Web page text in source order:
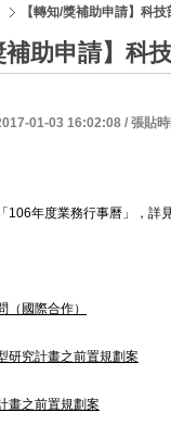
【轉知/獎補助申請】科
補助申請】科
01-03 16:02:08 / 張貼
「 106年度業務行事曆」 ，詳
（國際合作）
研究計畫之前置規劃案
畫之前置規劃案